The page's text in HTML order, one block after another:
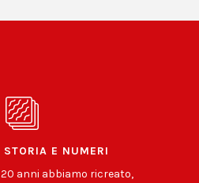
E NUMERI
anni abbiamo ricreato,